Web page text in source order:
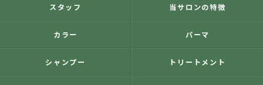
スタッフ 当サロンの特徴
カラー パーマ
シャンプー トリートメント